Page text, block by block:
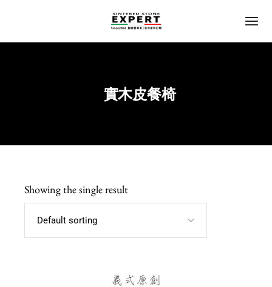
實木皮餐椅
Showing the single result
Default sorting